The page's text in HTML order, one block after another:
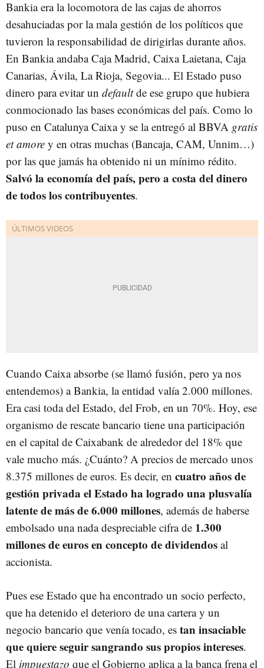
Bankia era la locomotora de las cajas de ahorros
desahuciadas por la mala gestión de los políticos que
tuvieron la responsabilidad de dirigirlas durante años.
En Bankia andaba Caja Madrid, Caixa Laietana, Caja
Canarias, Ávila, La Rioja, Segovia... El Estado puso
dinero para evitar un defaultde ese grupo que hubiera
conmocionado las bases económicas del país. Como lo
puso en Catalunya Caixa y se la entregó al BBVA gratis
et amore y en otras muchas (Bancaja, CAM, Unnim…)
por las que jamás ha obtenido ni un mínimo rédito.
Salvó la economía del país, pero a costa del dinero
de todos los contribuyentes.
Cuando Caixa absorbe (se llamó fusión, pero ya nos
entendemos) a Bankia, la entidad valía 2.000 millones.
Era casi toda del Estado, del Frob, en un 70%. Hoy, ese
organismo de rescate bancario tiene una participación
en el capital de Caixabank de alrededor del 18% que
vale mucho más. ¿Cuánto? A precios de mercado unos
8.375 millones de euros. Es decir, en cuatro años de
gestión privada el Estado ha logrado una plusvalía
latente de más de 6.000 millones, además de haberse
embolsado una nada despreciable cifra de 1.300
millones de euros en concepto de dividendos al
accionista.
Pues ese Estado que ha encontrado un socio perfecto,
que ha detenido el deterioro de una cartera y un
negocio bancario que venía tocado, es tan insaciable
que quiere seguir sangrando sus propios intereses.
El impuestazo que el Gobierno aplica a la banca frena el